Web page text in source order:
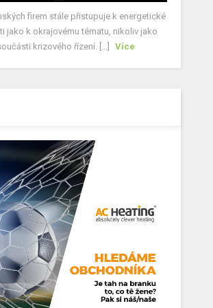
firem stále přistupuje k energetické
jako k okrajovému tématu, nikoliv jako
krizového řízení. [...]
Více